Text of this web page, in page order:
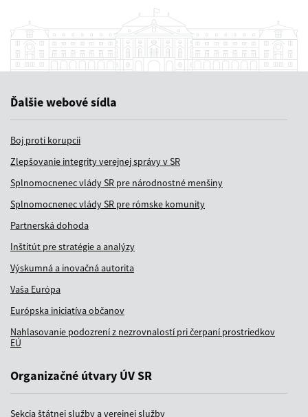
Ďalšie webové sídla
Boj proti korupcii
Zlepšovanie integrity verejnej správy v SR
Splnomocnenec vlády SR pre národnostné menšiny
Splnomocnenec vlády SR pre rómske komunity
Partnerská dohoda
Inštitút pre stratégie a analýzy
Výskumná a inovačná autorita
Vaša Európa
Európska iniciatíva občanov
Nahlasovanie podozrení z nezrovnalostí pri čerpaní prostriedkov
EÚ
Organizačné útvary ÚV SR
Sekcia štátnej služby a verejnej služby